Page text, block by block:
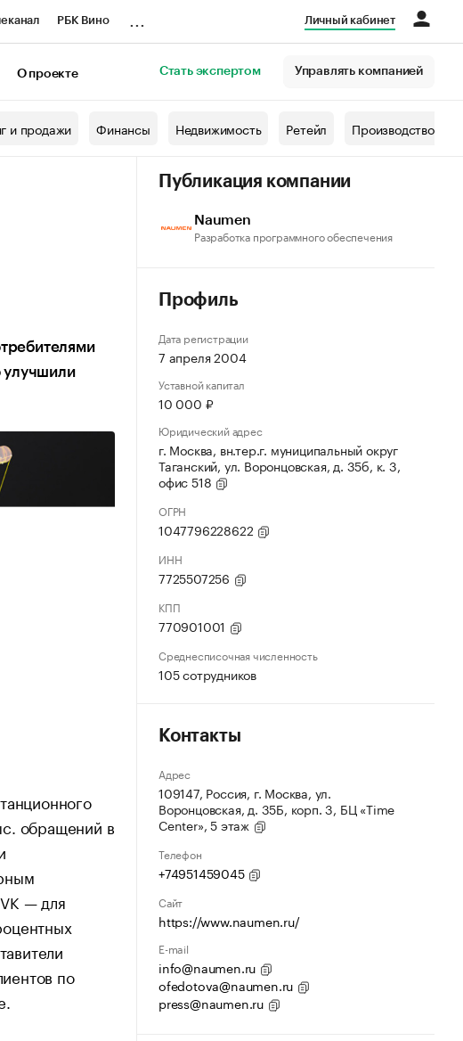
РБК Вино Личный кабинет
О проекте Стать экспертом Управлять компанией
и продажи Финансы Недвижимость Ретейл Производство
улучшили
обращений в
— для
по
Публикация компании
Naumen
Разработка программного обеспечения
Профиль
Дата регистрации
7 апреля 2004
Уставной капитал
10 000 ₽
Юридический адрес
г. Москва, вн.тер.г. муниципальный округ
Таганский, ул. Воронцовская, д. 35б, к. 3,
офис 518
ОГРН
1047796228622
ИНН
7725507256
КПП
770901001
Среднесписочная численность
105 сотрудников
Контакты
Адрес
109147, Россия, г. Москва, ул.
Воронцовская, д. 35Б, корп. 3, БЦ «Time
Center», 5 этаж
Телефон
+74951459045
Сайт
https://www.naumen.ru/
E-mail
info@naumen.ru
ofedotova@naumen.ru
press@naumen.ru